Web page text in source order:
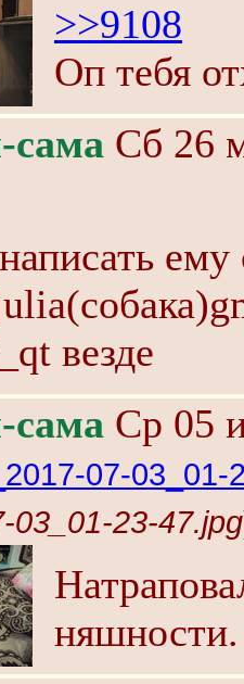
>>9108
Оп тебя
сама Сб 26
ему
везде
сама Ср 05
07-03_01-
03_01-23-47.jpg